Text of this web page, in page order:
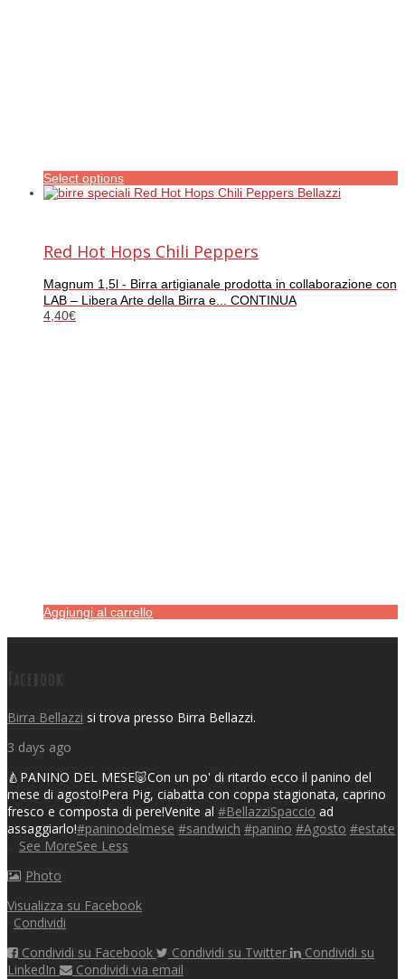
Select options
Red Hot Hops Chili Peppers
Magnum 1,5l - Birra artigianale prodotta in collaborazione con
LAB – Libera Arte della Birra e... CONTINUA
4,40€
Aggiungi al carrello
Facebook
Birra Bellazzi si trova presso Birra Bellazzi.
3 days ago
🍐PANINO DEL MESE🐷Con un po' di ritardo ecco il panino del
mese di agosto!Pera Pig, ciabatta con coppa stagionata, caprino
fresco e composta di pere!Venite al #BellazziSpaccio ad
assaggiarlo!#paninodelmese #sandwich #panino #Agosto #estate
See MoreSee Less
Photo
Visualizza su Facebook
Condividi
Condividi su Facebook
Condividi su Twitter
Condividi su
LinkedIn
Condividi via email